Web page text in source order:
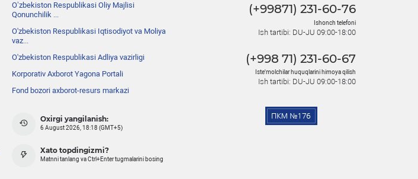
Oʼzbekiston Respublikasi Oliy Majlisi
Qonunchilik ...
O'zbekiston Respublikasi Iqtisodiyot va Moliya
vaz...
O'zbekiston Respublikasi Adliya vazirligi
Korporativ Axborot Yagona Portali
Fond bozori axborot-resurs markazi
Oxirgi yangilanish:
6 August 2026, 18:18 (GMT+5)
Xato topdingizmi?
Matnni tanlang va Ctrl+Enter tugmalarini bosing
(+99871) 231-60-76
Ishonch telefoni
Ish tartibi: DU-JU 09:00-18:00
(+998 71) 231-60-67
Iste'molchilar huquqlarini himoya qilish
Ish tartibi: DU-JU 09:00-18:00